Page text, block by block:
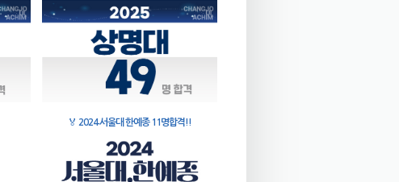
🏅 2024 서울대 한예종 11명합격!!